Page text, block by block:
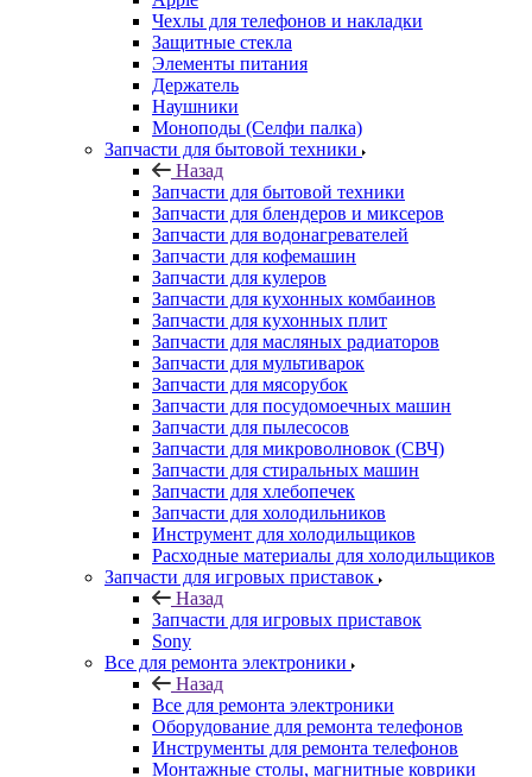
Наушники
Моноподы (Селфи палка)
Запчасти для бытовой техники
Назад
Запчасти для бытовой техники
Запчасти для блендеров и миксеров
Запчасти для водонагревателей
Запчасти для кофемашин
Запчасти для кулеров
Запчасти для кухонных комбаинов
Запчасти для кухонных плит
Запчасти для масляных радиаторов
Запчасти для мультиварок
Запчасти для мясорубок
Запчасти для посудомоечных машин
Запчасти для пылесосов
Запчасти для микроволновок (СВЧ)
Запчасти для стиральных машин
Запчасти для хлебопечек
Запчасти для холодильников
Инструмент для холодильщиков
Расходные материалы для холодильщиков
Запчасти для игровых приставок
Назад
Запчасти для игровых приставок
Sony
Все для ремонта электроники
Назад
Все для ремонта электроники
Оборудование для ремонта телефонов
Инструменты для ремонта телефонов
Монтажные столы, магнитные коврики
Скальпели, лезвия сменные
Системы хранения
Скотчи, изолента
Тачскрины